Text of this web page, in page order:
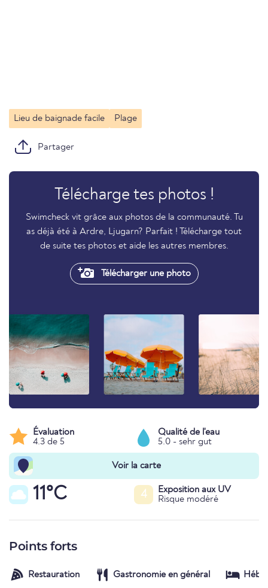
Lieu de baignade facile Plage
Partager
Télécharge tes photos !
Swimcheck vit grâce aux photos de la communauté. Tu
as déjà été à Ardre, Ljugarn? Parfait ! Télécharge tout
de suite tes photos et aide les autres membres.
Télécharger une photo
Évaluation
4.3 de 5
Qualité de l'eau
5.0 - sehr gut
Voir la carte
11°C 4
Exposition aux UV
Risque modéré
Points forts
Restauration Gastronomie en général